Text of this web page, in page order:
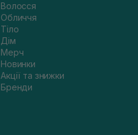
Волосся
Обличчя
Тіло
Дім
Мерч
Новинки
Акції та знижки
Бренди